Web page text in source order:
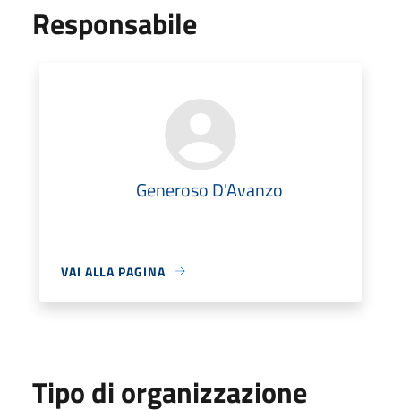
Responsabile
Generoso D'Avanzo
VAI ALLA PAGINA
Tipo di organizzazione